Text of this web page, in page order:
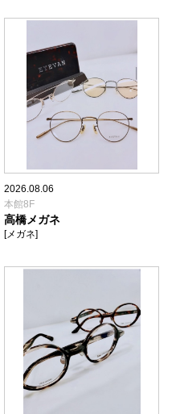
2026.08.06
本館8F
高橋メガネ
[メガネ]